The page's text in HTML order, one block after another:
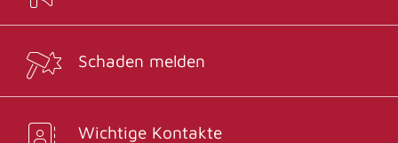
Schaden melden
Wichtige Kontakte